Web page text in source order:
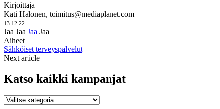
Kirjoittaja
Kati Halonen, toimitus@mediaplanet.com
13.12.22
Jaa Jaa Jaa Jaa
Aiheet
Sähköiset terveyspalvelut
Next article
Katso kaikki kampanjat
Katso